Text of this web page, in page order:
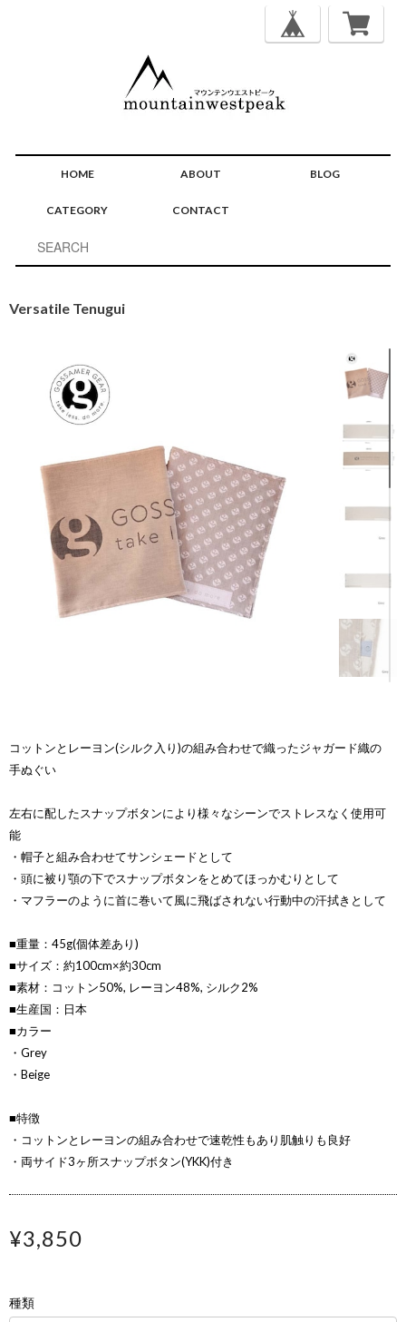
HOME ABOUT BLOG
CATEGORY CONTACT
Versatile Tenugui
コットンとレーヨン(シルク入り)の組み合わせで織ったジャガード織の
手ぬぐい
左右に配したスナップボタンにより様々なシーンでストレスなく使用可
能
・帽子と組み合わせてサンシェードとして
・頭に被り顎の下でスナップボタンをとめてほっかむりとして
・マフラーのように首に巻いて風に飛ばされない行動中の汗拭きとして
■重量：45g(個体差あり)
■サイズ：約100cm×約30cm
■素材：コットン50%, レーヨン48%, シルク2%
■生産国：日本
■カラー
・Grey
・Beige
■特徴
・コットンとレーヨンの組み合わせで速乾性もあり肌触りも良好
・両サイド3ヶ所スナップボタン(YKK)付き
¥3,850
種類